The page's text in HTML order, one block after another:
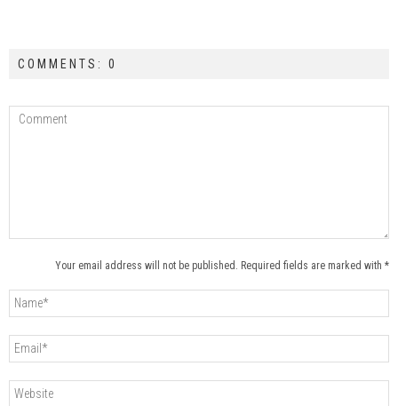
COMMENTS: 0
Your email address will not be published. Required fields are marked with *